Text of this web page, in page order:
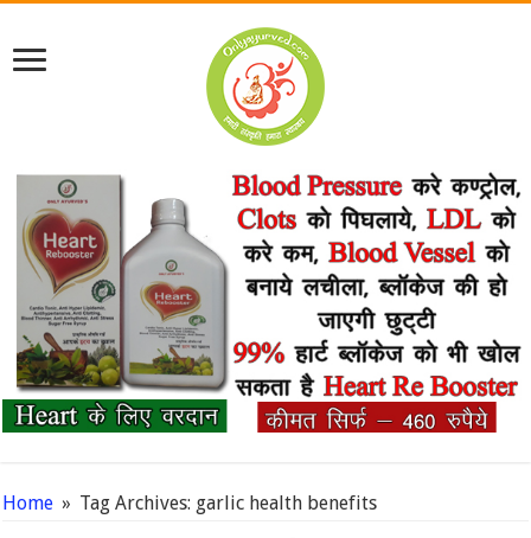
Home » Tag Archives: garlic health benefits